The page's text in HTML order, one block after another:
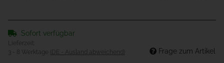
Sofort verfügbar
Lieferzeit:
3 - 8 Werktage
(DE - Ausland abweichend) Frage zum Artikel